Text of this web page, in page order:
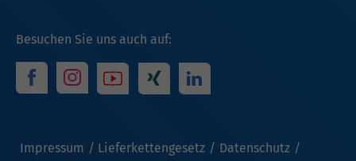
Besuchen Sie uns auch auf:
Impressum Lieferkettengesetz
Datenschutz